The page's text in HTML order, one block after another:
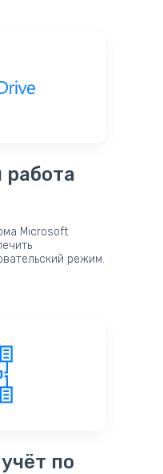
работа
Microsoft
режим.
по